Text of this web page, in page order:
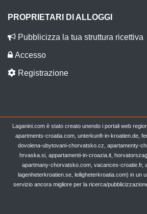
PROPRIETARI DI ALLOGGI
Pubblicizza la tua struttura ricettiva
Accesso
Registrazione
Laganini.com è stato creato unendo i portali web
apartments-croatia.com, unterkunft-in-kroatien.de,
dovolena-ubytovani-chorvatsko.cz, apartamenty-
hrvaska.si, appartamenti-in-croazia.it,
apartmany-chorvatsko.com, vacances-croatie.fr,
lagenheterkroatien.se, leiligheterkroatia.com) in un
servizio ancora migliore per la ricerca/